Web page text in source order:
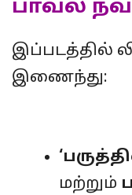
பாவல்
இப்படத்தில்
இணைந்து:
மற்றும்